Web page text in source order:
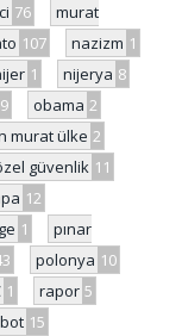
76
murat
107 nazizm 1
1 nijerya 8
9 obama 2
murat ülke 2
güvenlik 11
12
1
pınar
polonya 10
1 rapor 5
15